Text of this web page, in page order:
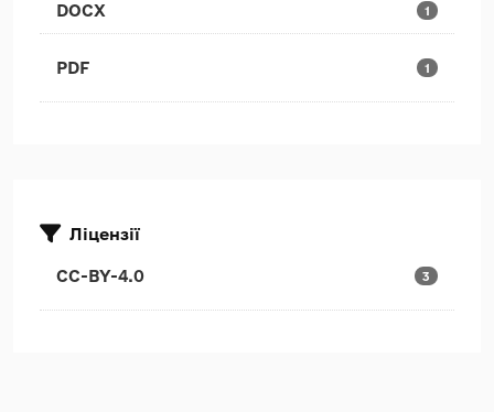
DOCX 1
PDF 1
Ліцензії
CC-BY-4.0 3